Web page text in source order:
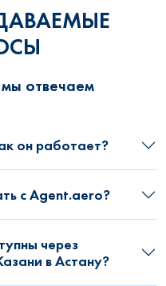
отвечаем
он работает?
с Agent.aero?
через
в Астану?